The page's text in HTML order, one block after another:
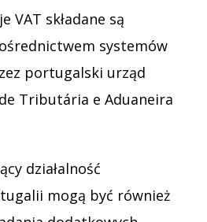
VAT składane są
systemów
portugalski urząd
Tributária e Aduaneira
działalność
mogą być również